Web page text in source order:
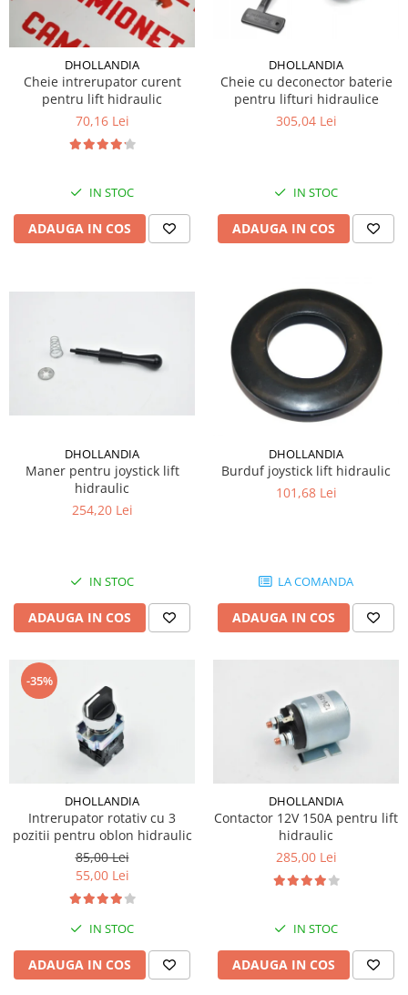
DHOLLANDIA
Cheie intrerupator curent
pentru lift hidraulic
70,16 Lei
IN STOC
ADAUGA IN COS
DHOLLANDIA
Cheie cu deconector baterie
pentru lifturi hidraulice
305,04 Lei
IN STOC
ADAUGA IN COS
DHOLLANDIA
Maner pentru joystick lift
hidraulic
254,20 Lei
IN STOC
ADAUGA IN COS
DHOLLANDIA
Burduf joystick lift hidraulic
101,68 Lei
LA COMANDA
ADAUGA IN COS
-35%
DHOLLANDIA
Intrerupator rotativ cu 3
pozitii pentru oblon hidraulic
85,00 Lei
55,00 Lei
IN STOC
ADAUGA IN COS
DHOLLANDIA
Contactor 12V 150A pentru lift
hidraulic
285,00 Lei
IN STOC
ADAUGA IN COS